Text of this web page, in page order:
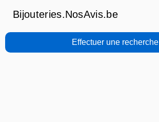
Bijouteries.NosAvis.be
Effectuer une recherche